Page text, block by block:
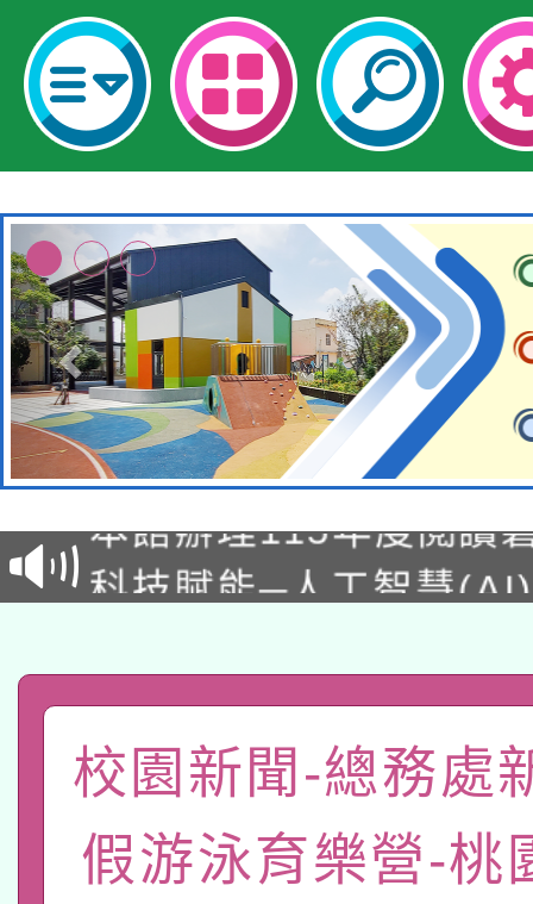
適應運動共學行動站研
暨閱讀推動專業研習
科技賦能─人工智慧
「數位內容與教學軟體
pilot」
有關大陸委員會函釋公
轉知經濟部水利署委託
業技術研究院辦理「
115年8月22日(星期六
校園新聞-總務處
假游泳育樂營-桃